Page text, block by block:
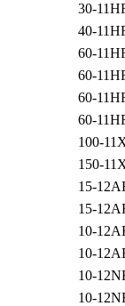
30-
40-
60-
60-
60-
60-
100-
150-
15-
15-
10-
10-
10-
10-